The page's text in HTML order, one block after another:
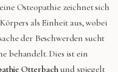
Osteopathie zeichnet sich
als Einheit aus, wobei
der Beschwerden sucht
behandelt. Dies ist ein
Otterbachund spiegelt